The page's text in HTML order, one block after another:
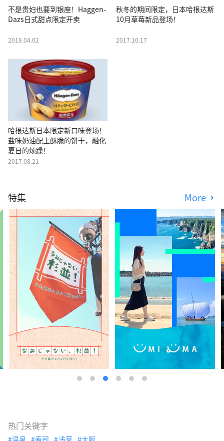
不是贵妇也要到银座！Haggen-
Dazs日式甜点限定开卖
2018.04.02
秋冬的期间限定，日本哈根达斯
10月草莓新品登场！
2017.10.17
哈根达斯日本限定新口味登场！
盐味奶油配上酥脆的饼干，融化
夏日的烦躁！
2017.08.21
特集 More
热门关键字